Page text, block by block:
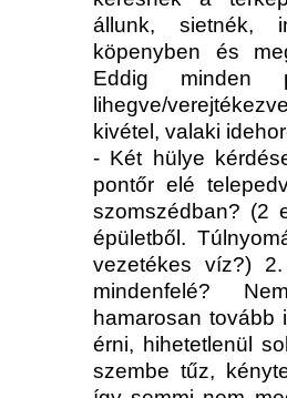
állunk, sietnék,
köpenyben és
Eddig minden
lihegve/
kivétel, valaki
- Két hülye
pontőr elé
szomszédban? (2
épületből.
vezetékes víz?)
mindenfelé?
hamarosan tovább
érni, hihetetlenül
szembe tűz,